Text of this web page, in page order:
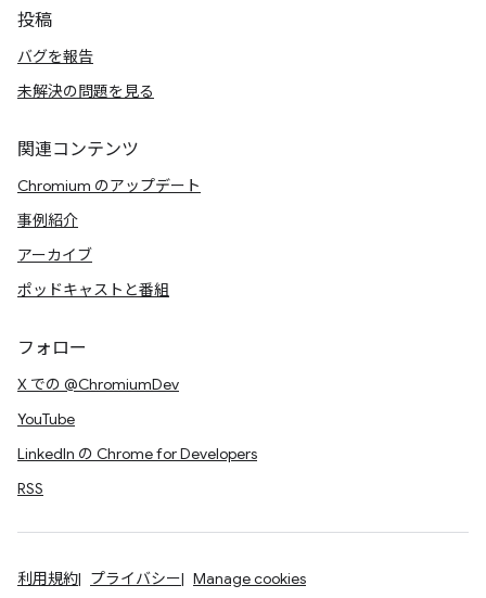
投稿
バグを報告
未解決の問題を見る
関連コンテンツ
Chromium のアップデート
事例紹介
アーカイブ
ポッドキャストと番組
フォロー
X での @ChromiumDev
YouTube
LinkedIn の Chrome for Developers
RSS
利用規約 プライバシー Manage cookies